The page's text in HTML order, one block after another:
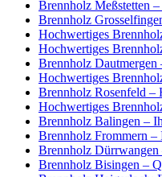
Brennholz Meßstetten
Brennholz
Hochwertiges
Hochwertiges
Brennholz
Hochwertiges
Brennholz Rosenfeld
Hochwertiges
Brennholz Balingen –
Brennholz Frommern –
Brennholz
Brennholz Bisingen –